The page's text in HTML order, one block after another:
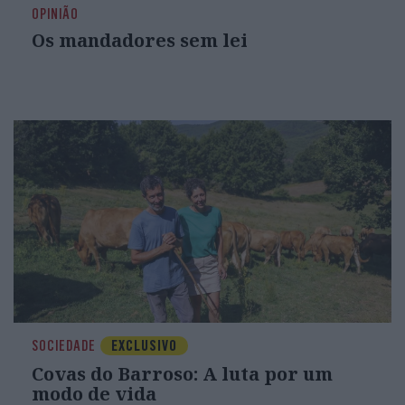
OPINIÃO
Os mandadores sem lei
SOCIEDADE EXCLUSIVO
Covas do Barroso: A luta por um
modo de vida